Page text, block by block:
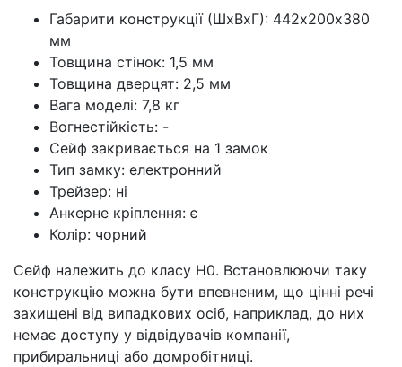
Габарити конструкції (ШхВхГ): 442х200х380
мм
Товщина стінок: 1,5 мм
Товщина дверцят: 2,5 мм
Вага моделі: 7,8 кг
Вогнестійкість: -
Сейф закривається на 1 замок
Тип замку: електронний
Трейзер: ні
Анкерне кріплення: є
Колір: чорний
Сейф належить до класу Н0. Встановлюючи таку
конструкцію можна бути впевненим, що цінні речі
захищені від випадкових осіб, наприклад, до них
немає доступу у відвідувачів компанії,
прибиральниці або домробітниці.